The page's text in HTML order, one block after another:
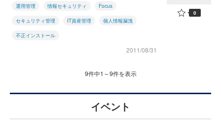
運用管理 情報セキュリティ Focus
セキュリティ管理 IT資産管理 個人情報漏洩
不正インストール
2011/08/31
0
9件中1～9件を表示
イベント